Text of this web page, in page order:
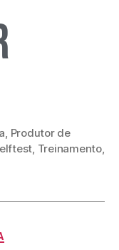
Produtor de
Treinamento,